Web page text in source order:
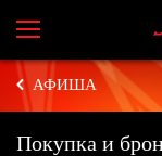
АФИША
Покупка и